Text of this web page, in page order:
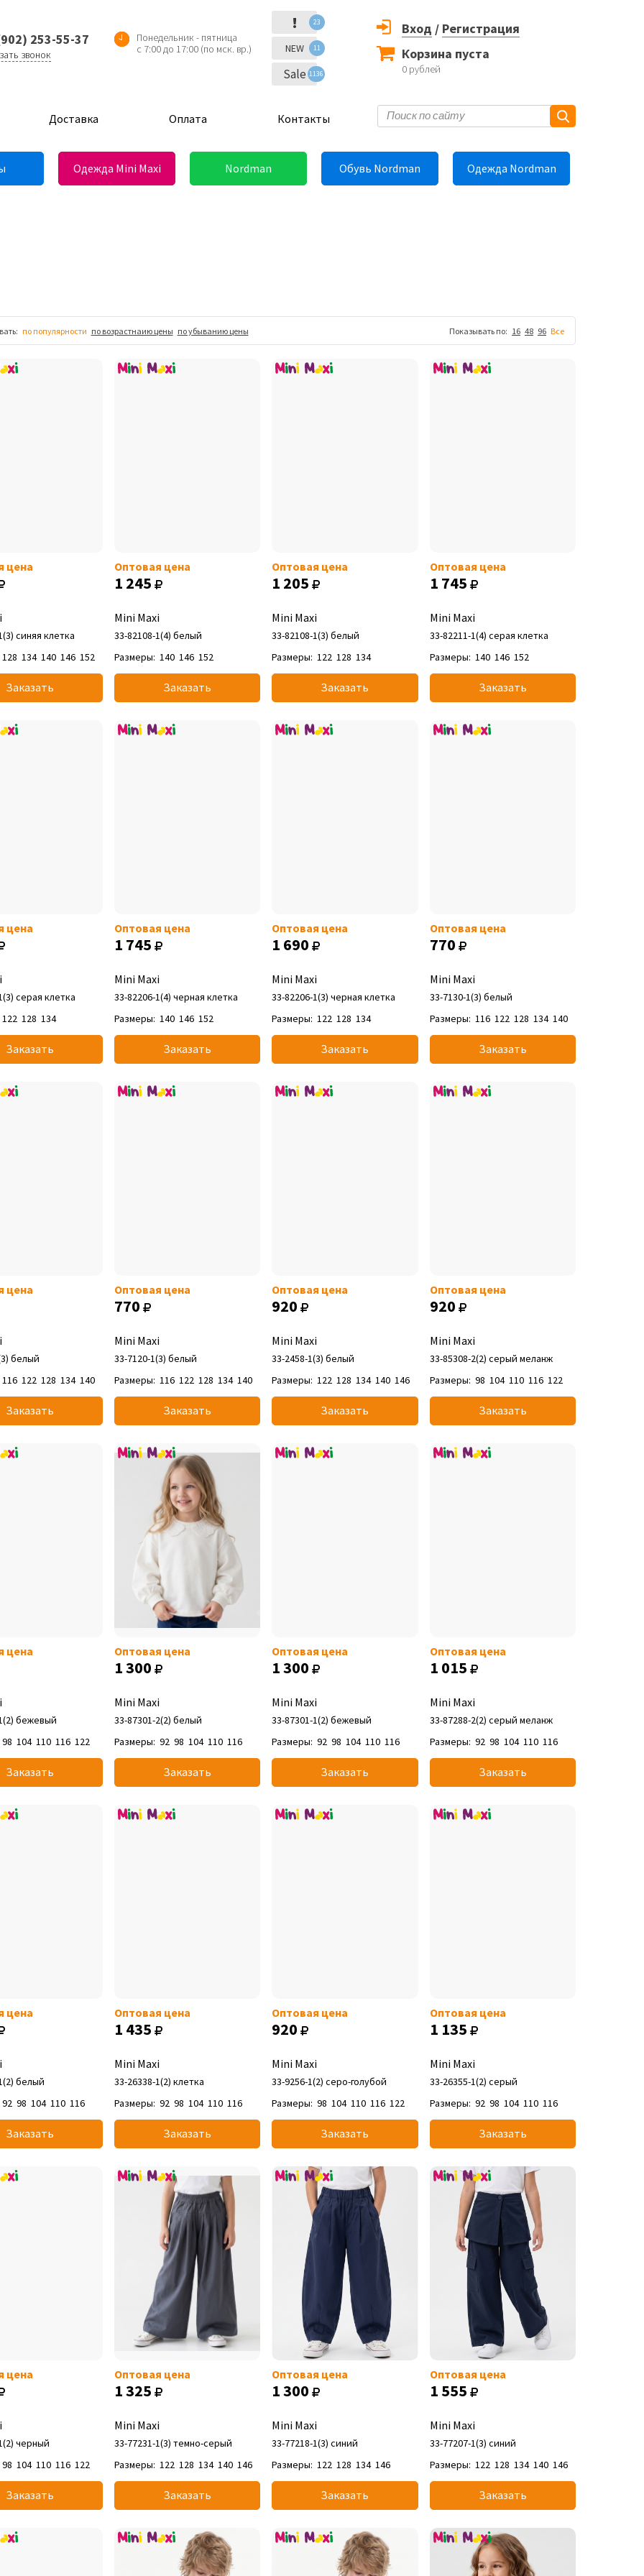
253-55-37
звонок
Понедельник - пятница
с 7:00 до 17:00 (по мск. вр.)
! 23
NEW 11
Sale 1136
Вход / Регистрация
Корзина пуста
0 рублей
Доставка Оплата Контакты
Одежда Mini Maxi Nordman Обувь Nordman Одежда Nordman
по популярности по возрастнаию цены по убыванию цены Показывать по: 16 48 96 Все
цена
синяя клетка
128 134 140 146 152
Заказать
Оптовая цена
1 245
Mini Maxi
33-82108-1(4) белый
Размеры: 140 146 152
Заказать
Оптовая цена
1 205
Mini Maxi
33-82108-1(3) белый
Размеры: 122 128 134
Заказать
Оптовая цена
1 745
Mini Maxi
33-82211-1(4) серая клетка
Размеры: 140 146 152
Заказать
цена
серая клетка
122 128 134
Заказать
Оптовая цена
1 745
Mini Maxi
33-82206-1(4) черная клетка
Размеры: 140 146 152
Заказать
Оптовая цена
1 690
Mini Maxi
33-82206-1(3) черная клетка
Размеры: 122 128 134
Заказать
Оптовая цена
770
Mini Maxi
33-7130-1(3) белый
Размеры: 116 122 128 134 140
Заказать
цена
белый
116 122 128 134 140
Заказать
Оптовая цена
770
Mini Maxi
33-7120-1(3) белый
Размеры: 116 122 128 134 140
Заказать
Оптовая цена
920
Mini Maxi
33-2458-1(3) белый
Размеры: 122 128 134 140 146
Заказать
Оптовая цена
920
Mini Maxi
33-85308-2(2) серый меланж
Размеры: 98 104 110 116 122
Заказать
цена
бежевый
98 104 110 116 122
Заказать
Оптовая цена
1 300
Mini Maxi
33-87301-2(2) белый
Размеры: 92 98 104 110 116
Заказать
Оптовая цена
1 300
Mini Maxi
33-87301-1(2) бежевый
Размеры: 92 98 104 110 116
Заказать
Оптовая цена
1 015
Mini Maxi
33-87288-2(2) серый меланж
Размеры: 92 98 104 110 116
Заказать
цена
белый
92 98 104 110 116
Заказать
Оптовая цена
1 435
Mini Maxi
33-26338-1(2) клетка
Размеры: 92 98 104 110 116
Заказать
Оптовая цена
920
Mini Maxi
33-9256-1(2) серо-голубой
Размеры: 98 104 110 116 122
Заказать
Оптовая цена
1 135
Mini Maxi
33-26355-1(2) серый
Размеры: 92 98 104 110 116
Заказать
цена
черный
98 104 110 116 122
Заказать
Оптовая цена
1 325
Mini Maxi
33-77231-1(3) темно-серый
Размеры: 122 128 134 140 146
Заказать
Оптовая цена
1 300
Mini Maxi
33-77218-1(3) синий
Размеры: 122 128 134 146
Заказать
Оптовая цена
1 555
Mini Maxi
33-77207-1(3) синий
Размеры: 122 128 134 140 146
Заказать